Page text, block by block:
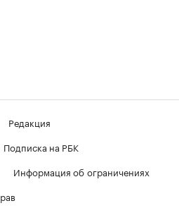
Редакция
Подписка на РБК
Информация об ограничениях